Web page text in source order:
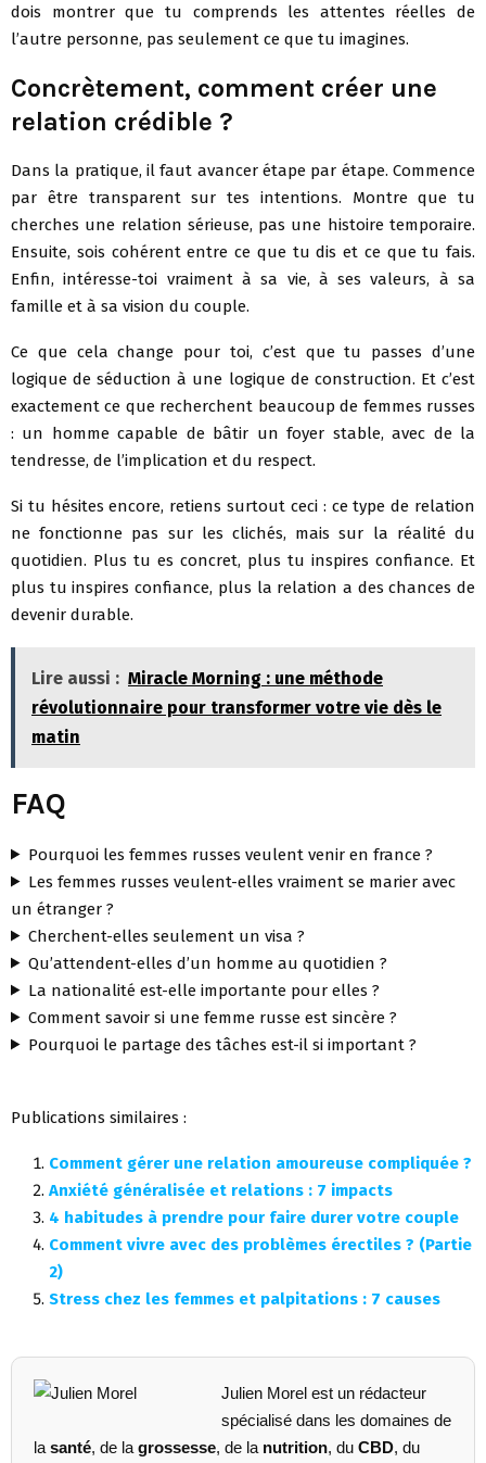
dois montrer que tu comprends les attentes réelles de
l’autre personne, pas seulement ce que tu imagines.
Concrètement, comment créer une
relation crédible ?
Dans la pratique, il faut avancer étape par étape. Commence
par être transparent sur tes intentions. Montre que tu
cherches une relation sérieuse, pas une histoire temporaire.
Ensuite, sois cohérent entre ce que tu dis et ce que tu fais.
Enfin, intéresse-toi vraiment à sa vie, à ses valeurs, à sa
famille et à sa vision du couple.
Ce que cela change pour toi, c’est que tu passes d’une
logique de séduction à une logique de construction. Et c’est
exactement ce que recherchent beaucoup de femmes russes
: un homme capable de bâtir un foyer stable, avec de la
tendresse, de l’implication et du respect.
Si tu hésites encore, retiens surtout ceci : ce type de relation
ne fonctionne pas sur les clichés, mais sur la réalité du
quotidien. Plus tu es concret, plus tu inspires confiance. Et
plus tu inspires confiance, plus la relation a des chances de
devenir durable.
Lire aussi : Miracle Morning : une méthode
révolutionnaire pour transformer votre vie dès le
matin
FAQ
Pourquoi les femmes russes veulent venir en france ?
Les femmes russes veulent-elles vraiment se marier avec
un étranger ?
Cherchent-elles seulement un visa ?
Qu’attendent-elles d’un homme au quotidien ?
La nationalité est-elle importante pour elles ?
Comment savoir si une femme russe est sincère ?
Pourquoi le partage des tâches est-il si important ?
Publications similaires :
Comment gérer une relation amoureuse compliquée ?
Anxiété généralisée et relations : 7 impacts
4 habitudes à prendre pour faire durer votre couple
Comment vivre avec des problèmes érectiles ? (Partie
2)
Stress chez les femmes et palpitations : 7 causes
Julien Morel est un rédacteur
spécialisé dans les domaines de
la santé, de la grossesse, de la nutrition, du CBD, du